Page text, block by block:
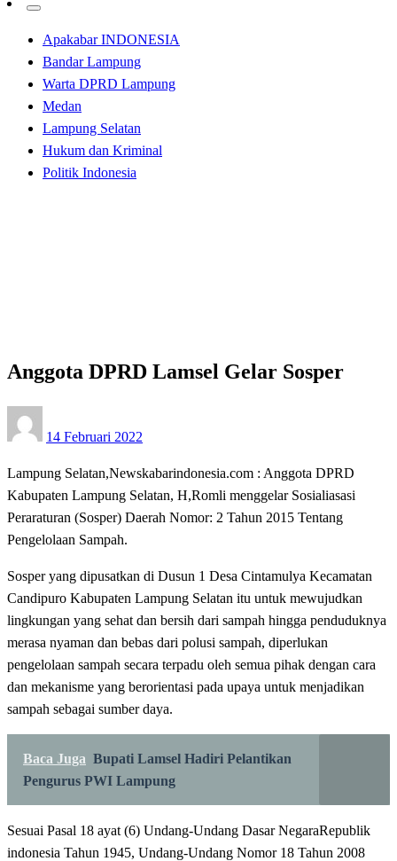
Apakabar INDONESIA
Bandar Lampung
Warta DPRD Lampung
Medan
Lampung Selatan
Hukum dan Kriminal
Politik Indonesia
Anggota DPRD Lamsel Gelar Sosper
on
14 Februari 2022
Lampung Selatan,Newskabarindonesia.com : Anggota DPRD
Kabupaten Lampung Selatan, H,Romli menggelar Sosialiasasi
Peraraturan (Sosper) Daerah Nomor: 2 Tahun 2015 Tentang
Pengelolaan Sampah.
Sosper yang dipusatkan di Dusun 1 Desa Cintamulya Kecamatan
Candipuro Kabupaten Lampung Selatan itu untuk mewujudkan
lingkungan yang sehat dan bersih dari sampah hingga penduduknya
merasa nyaman dan bebas dari polusi sampah, diperlukan
pengelolaan sampah secara terpadu oleh semua pihak dengan cara
dan mekanisme yang berorientasi pada upaya untuk menjadikan
sampah sebagai sumber daya.
Baca Juga Bupati Lamsel Hadiri Pelantikan
Pengurus PWI Lampung
Sesuai Pasal 18 ayat (6) Undang-Undang Dasar NegaraRepublik
indonesia Tahun 1945, Undang-Undang Nomor 18 Tahun 2008